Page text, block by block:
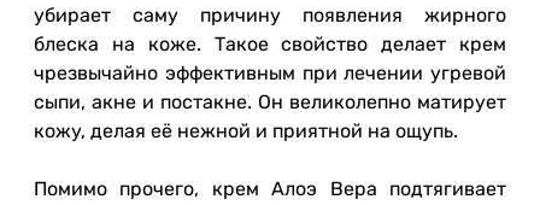
убирает саму причину появления жирного
блеска на коже. Такое свойство делает крем
чрезвычайно эффективным при лечении угревой
сыпи, акне и постакне. Он великолепно матирует
кожу, делая её нежной и приятной на ощупь.
Помимо прочего, крем Алоэ Вера подтягивает